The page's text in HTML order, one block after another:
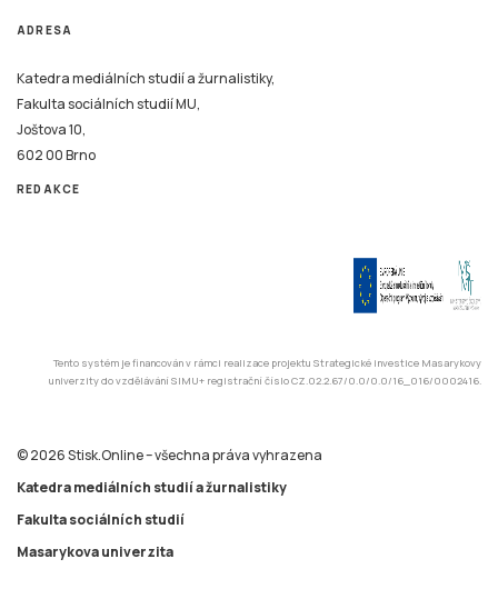
ADRESA
Katedra mediálních studií a žurnalistiky,
Fakulta sociálních studií MU,
Joštova 10,
602 00 Brno
REDAKCE
Tento systém je financován v rámci realizace projektu Strategické investice Masarykovy
univerzity do vzdělávání SIMU+ registrační číslo CZ.02.2.67/0.0/0.0/16_016/0002416.
© 2026 Stisk.Online – všechna práva vyhrazena
Katedra mediálních studií a žurnalistiky
Fakulta sociálních studií
Masarykova univerzita